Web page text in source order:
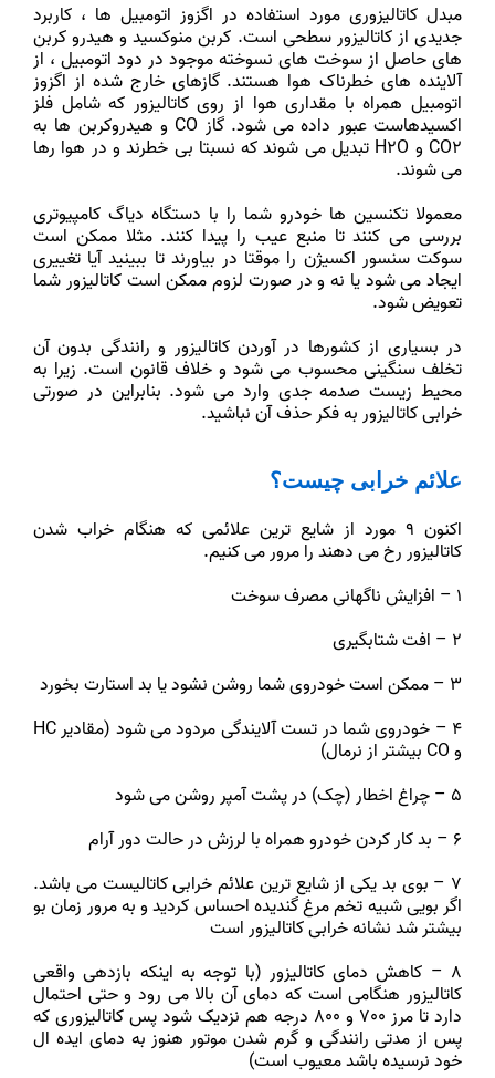
مبدل کاتالیزوری مورد استفاده در اگزوز اتومبیل ها ، کاربرد
جدیدی از کاتالیزور سطحی است. کربن منوکسید و هیدرو کربن
های حاصل از سوخت های نسوخته موجود در دود اتومبیل ، از
آلاینده های خطرناک هوا هستند. گازهای خارج شده از اگزوز
اتومبیل همراه با مقداری هوا از روی کاتالیزور که شامل فلز
اکسیدهاست عبور داده می شود. گاز CO و هیدروکربن ها به
CO2 و H2O تبدیل می شوند که نسبتا بی خطرند و در هوا رها
می شوند.
معمولا تکنسین ها خودرو شما را با دستگاه دیاگ کامپیوتری
بررسی می کنند تا منبع عیب را پیدا کنند. مثلا ممکن است
سوکت سنسور اکسیژن را موقتا در بیاورند تا ببینید آیا تغییری
ایجاد می شود یا نه و در صورت لزوم ممکن است کاتالیزور شما
تعویض شود.
در بسیاری از کشورها در آوردن کاتالیزور و رانندگی بدون آن
تخلف سنگینی محسوب می شود و خلاف قانون است. زیرا به
محیط زیست صدمه جدی وارد می شود. بنابراین در صورتی
خرابی کاتالیزور به فکر حذف آن نباشید.
علائم خرابی چیست؟
اکنون 9 مورد از شایع ترین علائمی که هنگام خراب شدن
کاتالیزور رخ می دهند را مرور می کنیم.
1 – افزایش ناگهانی مصرف سوخت
2 – افت شتابگیری
3 – ممکن است خودروی شما روشن نشود یا بد استارت بخورد
4 – خودروی شما در تست آلایندگی مردود می شود (مقادیر HC
و CO بیشتر از نرمال)
5 – چراغ اخطار (چک) در پشت آمپر روشن می شود
6 – بد کار کردن خودرو همراه با لرزش در حالت دور آرام
7 – بوی بد یکی از شایع ترین علائم خرابی کاتالیست می باشد.
اگر بویی شبیه تخم مرغ گندیده احساس کردید و به مرور زمان بو
بیشتر شد نشانه خرابی کاتالیزور است
8 – کاهش دمای کاتالیزور (با توجه به اینکه بازدهی واقعی
کاتالیزور هنگامی است که دمای آن بالا می رود و حتی احتمال
دارد تا مرز 700 و 800 درجه هم نزدیک شود پس کاتالیزوری که
پس از مدتی رانندگی و گرم شدن موتور هنوز به دمای ایده ال
خود نرسیده باشد معیوب است)